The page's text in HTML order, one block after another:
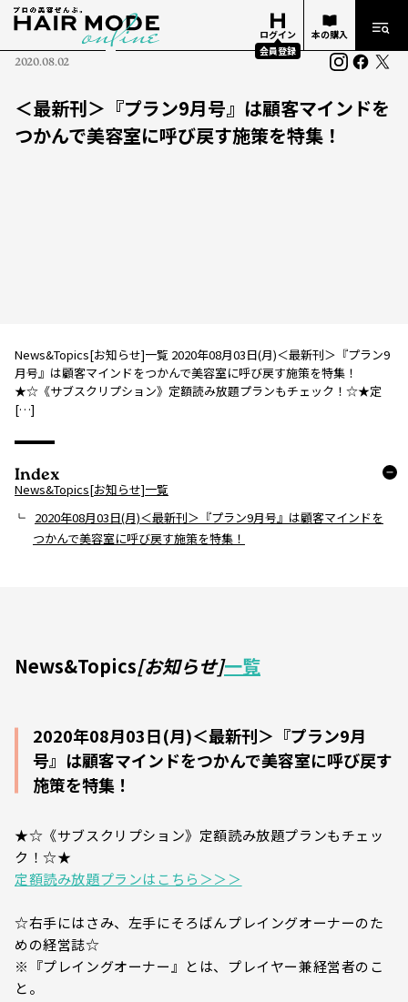
ログイン
会員登録
本の購入
2020.08.02
＜最新刊＞『プラン9月号』は顧客マインドを
つかんで美容室に呼び戻す施策を特集！
News&Topics[お知らせ]一覧 2020年08月03日(月)＜最新刊＞『プラン9
月号』は顧客マインドをつかんで美容室に呼び戻す施策を特集！
★☆《サブスクリプション》定額読み放題プランもチェック！☆★定
[…]
Index
News&Topics[お知らせ]一覧
2020年08月03日(月)＜最新刊＞『プラン9月号』は顧客マインドを
つかんで美容室に呼び戻す施策を特集！
News&Topics[お知らせ]一覧
2020年08月03日(月)＜最新刊＞『プラン9月
号』は顧客マインドをつかんで美容室に呼び戻す
施策を特集！
★☆《サブスクリプション》定額読み放題プランもチェッ
ク！☆★
定額読み放題プランはこちら＞＞＞
☆右手にはさみ、左手にそろばんプレイングオーナーのた
めの経営誌☆
※『プレイングオーナー』とは、プレイヤー兼経営者のこ
と。